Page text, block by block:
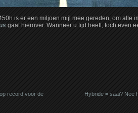
is er een miljoen mijl mee gereden, om alle
gaat hierover. Wanneer u tijd heeft, toch even
Hybride = saai? Nee
record voor de